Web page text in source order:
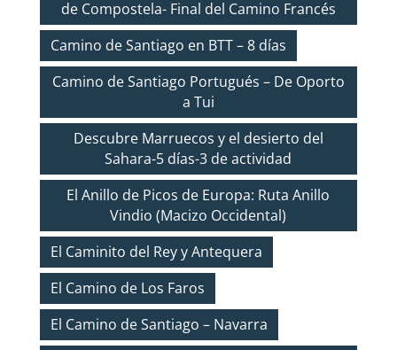
de Compostela- Final del Camino Francés
Camino de Santiago en BTT – 8 días
Camino de Santiago Portugués – De Oporto
a Tui
Descubre Marruecos y el desierto del
Sahara-5 días-3 de actividad
El Anillo de Picos de Europa: Ruta Anillo
Vindio (Macizo Occidental)
El Caminito del Rey y Antequera
El Camino de Los Faros
El Camino de Santiago – Navarra